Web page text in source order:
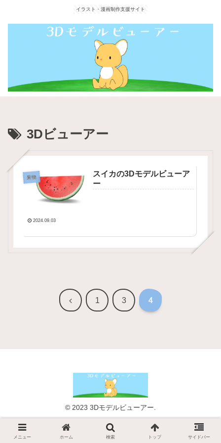
イラスト・漫画制作支援サイト
3Dビューアー
果物
スイカの3Dモデルビューア
ー
2024.09.03
前 1 3 4
© 2023 3Dモデルビューアー.
メニュー ホーム 検索 トップ サイドバー